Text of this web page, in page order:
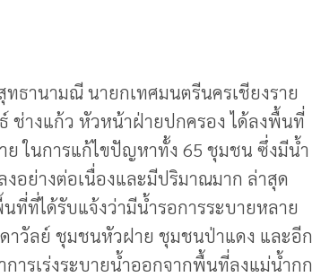
ธานามณี นายกเทศมนตรีนครเชียงราย
างแก้ว หัวหน้าฝ่ายปกครอง ได้ลงพื้นที่
ย ในการแก้ไขปัญหาทั้ง 65 ชุมชน ซึ่งมีน้ำ
อย่างต่อเนื่องและมีปริมาณมาก ล่าสุด
ที่ที่ได้รับแจ้งว่ามีน้ำรอการระบายหลาย
วัลย์ ชุมชนหัวฝาย ชุมชนป่าแดง และอีก
ารเร่งระบายน้ำออกจากพื้นที่ลงแม่น้ำกก